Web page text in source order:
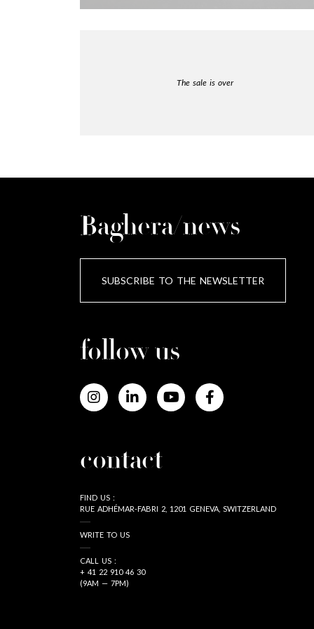
The sale is over
Baghera/news
SUBSCRIBE TO THE NEWSLETTER
follow us
contact
FIND US :
RUE ADHÉMAR-FABRI 2, 1201 GENEVA, SWITZERLAND
WRITE TO US
CALL US :
+ 41 22 910 46 30
(9AM — 7PM)